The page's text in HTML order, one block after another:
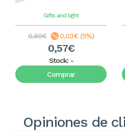
Gifts and light
0,60€ 0,03€ (5%)
0,57€
Stock: -
Comprar
Opiniones de